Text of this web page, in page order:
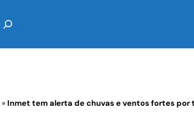
»Inmet tem alerta de chuvas e ventos fortes por